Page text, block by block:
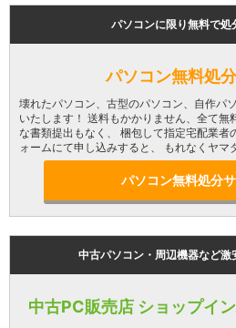
パソコンに限り無料で処
パソコン無料処
壊れたパソコン、古型のパソコン、自作パ
いたします！ 送料もかかりません、全て無
な書類提出もなく、 梱包して指定宅配業者
ォームにて申し込みすると、 もれなくヤマ
パソコン無料処分
中古パソコン・周辺機器など激
中古PC販売店 ショップイ